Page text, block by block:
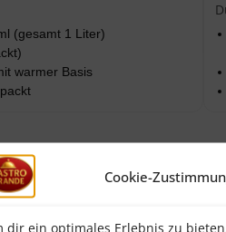
Cookie-
dir ein optimales Erlebnis zu
(gesamt 1 Liter)
warmer Basis
ipuro essentials